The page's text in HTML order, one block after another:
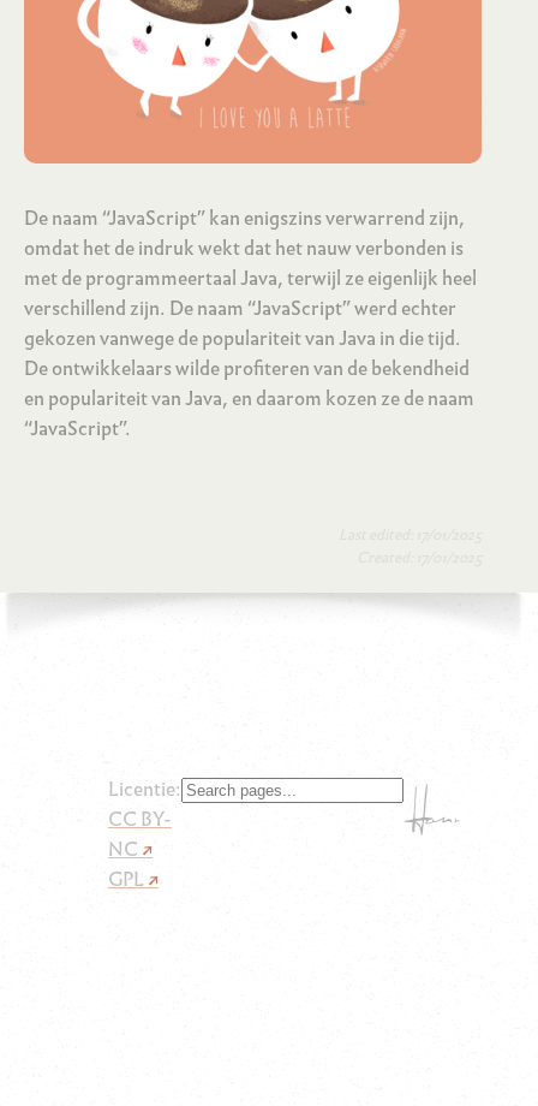
De naam “JavaScript” kan enigszins verwarrend zijn,
omdat het de indruk wekt dat het nauw verbonden is
met de programmeertaal Java, terwijl ze eigenlijk heel
verschillend zijn. De naam “JavaScript” werd echter
gekozen vanwege de populariteit van Java in die tijd.
De ontwikkelaars wilde profiteren van de bekendheid
en populariteit van Java, en daarom kozen ze de naam
“JavaScript”.
Licentie:
CC BY-
NC
GPL